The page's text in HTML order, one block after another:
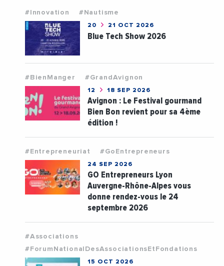
#Innovation #Nautisme
20 21 OCT 2026
Blue Tech Show 2026
#BienManger #GrandAvignon
12 18 SEP 2026
Avignon : Le Festival gourmand
Bien Bon revient pour sa 4ème
édition !
#Entrepreneuriat #GoEntrepreneurs
24 SEP 2026
GO Entrepreneurs Lyon
Auvergne-Rhône-Alpes vous
donne rendez-vous le 24
septembre 2026
#Associations
#ForumNationalDesAssociationsEtFondations
15 OCT 2026